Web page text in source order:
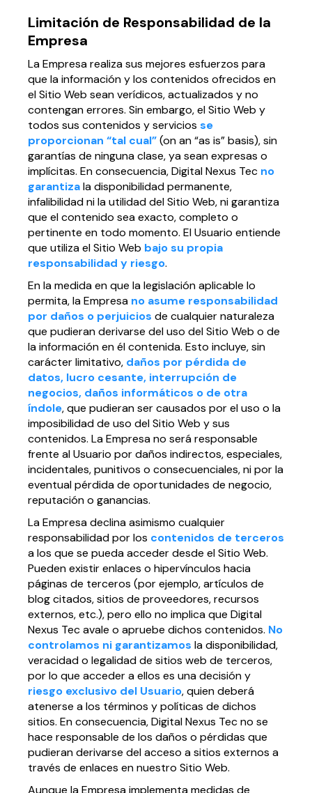
Limitación de Responsabilidad de la
Empresa
La Empresa realiza sus mejores esfuerzos para
que la información y los contenidos ofrecidos en
el Sitio Web sean verídicos, actualizados y no
contengan errores. Sin embargo, el Sitio Web y
todos sus contenidos y servicios se
proporcionan “tal cual”(on an “as is” basis), sin
garantías de ninguna clase, ya sean expresas o
implícitas. En consecuencia, Digital Nexus Tec no
garantizala disponibilidad permanente,
infalibilidad ni la utilidad del Sitio Web, ni garantiza
que el contenido sea exacto, completo o
pertinente en todo momento. El Usuario entiende
que utiliza el Sitio Web bajo su propia
responsabilidad y riesgo.
En la medida en que la legislación aplicable lo
permita, la Empresa no asume responsabilidad
por daños o perjuicios de cualquier naturaleza
que pudieran derivarse del uso del Sitio Web o de
la información en él contenida. Esto incluye, sin
carácter limitativo, daños por pérdida de
datos, lucro cesante, interrupción de
negocios, daños informáticos o de otra
índole, que pudieran ser causados por el uso o la
imposibilidad de uso del Sitio Web y sus
contenidos. La Empresa no será responsable
frente al Usuario por daños indirectos, especiales,
incidentales, punitivos o consecuenciales, ni por la
eventual pérdida de oportunidades de negocio,
reputación o ganancias.
La Empresa declina asimismo cualquier
responsabilidad por los contenidos de terceros
a los que se pueda acceder desde el Sitio Web.
Pueden existir enlaces o hipervínculos hacia
páginas de terceros (por ejemplo, artículos de
blog citados, sitios de proveedores, recursos
externos, etc.), pero ello no implica que Digital
Nexus Tec avale o apruebe dichos contenidos. No
controlamos ni garantizamos la disponibilidad,
veracidad o legalidad de sitios web de terceros,
por lo que acceder a ellos es una decisión y
riesgo exclusivo del Usuario, quien deberá
atenerse a los términos y políticas de dichos
sitios. En consecuencia, Digital Nexus Tec no se
hace responsable de los daños o pérdidas que
pudieran derivarse del acceso a sitios externos a
través de enlaces en nuestro Sitio Web.
Aunque la Empresa implementa medidas de